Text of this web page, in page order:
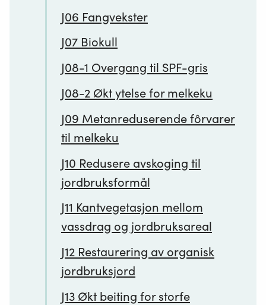
J06 Fangvekster
J07 Biokull
J08-1 Overgang til SPF-gris
J08-2 Økt ytelse for melkeku
J09 Metanreduserende fôrvarer
til melkeku
J10 Redusere avskoging til
jordbruksformål
J11 Kantvegetasjon mellom
vassdrag og jordbruksareal
J12 Restaurering av organisk
jordbruksjord
J13 Økt beiting for storfe